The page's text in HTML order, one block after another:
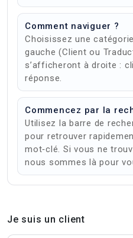
Comment naviguer ?
Choisissez une
gauche (Client ou
s’afficheront à droite :
réponse.
Commencez par la
Utilisez la barre de
pour retrouver
mot‑clé. Si vous ne
nous sommes là pour
Je suis un client